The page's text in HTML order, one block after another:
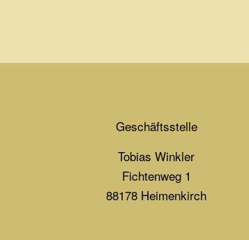
Geschäftsstelle
Tobias Winkler
Fichtenweg 1
88178 Heimenkirch